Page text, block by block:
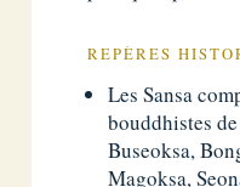
REPÈRES
Les Sansa
bouddhistes
Buseoksa,
Magoksa,